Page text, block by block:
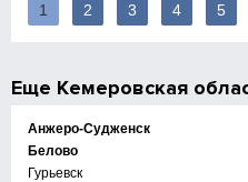
1 2 3 4 5
Еще Кемеровская
Анжеро-Судженск
Белово
Гурьевск